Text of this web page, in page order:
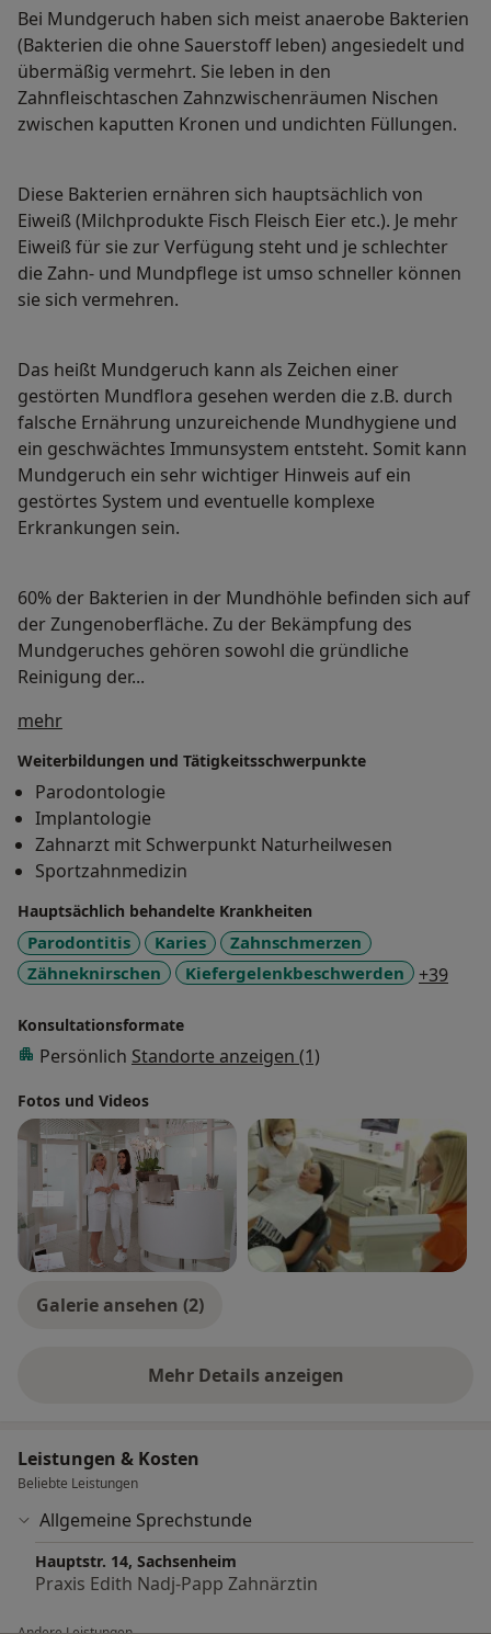
Bei Mundgeruch haben sich meist anaerobe Bakterien
(Bakterien die ohne Sauerstoff leben) angesiedelt und
übermäßig vermehrt. Sie leben in den
Zahnfleischtaschen Zahnzwischenräumen Nischen
zwischen kaputten Kronen und undichten Füllungen.
Diese Bakterien ernähren sich hauptsächlich von
Eiweiß (Milchprodukte Fisch Fleisch Eier etc.). Je mehr
Eiweiß für sie zur Verfügung steht und je schlechter
die Zahn- und Mundpflege ist umso schneller können
sie sich vermehren.
Das heißt Mundgeruch kann als Zeichen einer
gestörten Mundflora gesehen werden die z.B. durch
falsche Ernährung unzureichende Mundhygiene und
ein geschwächtes Immunsystem entsteht. Somit kann
Mundgeruch ein sehr wichtiger Hinweis auf ein
gestörtes System und eventuelle komplexe
Erkrankungen sein.
60% der Bakterien in der Mundhöhle befinden sich auf
der Zungenoberfläche. Zu der Bekämpfung des
Mundgeruches gehören sowohl die gründliche
Reinigung der...
mehrÜber mich
Weiterbildungen und Tätigkeitsschwerpunkte
Parodontologie
Implantologie
Zahnarzt mit Schwerpunkt Naturheilwesen
Sportzahnmedizin
Hauptsächlich behandelte Krankheiten
Parodontitis Karies
Zahnschmerzen
Zähneknirschen
Kiefergelenkbeschwerden +39
Konsultationsformate
Persönlich Standorte anzeigen (1)
Fotos und Videos
Galerie ansehen (2)
Mehr Details anzeigen
über Erfahrungen
Leistungen & Kosten
Beliebte Leistungen
Allgemeine Sprechstunde
Hauptstr. 14, Sachsenheim
Praxis Edith Nadj-Papp Zahnärztin